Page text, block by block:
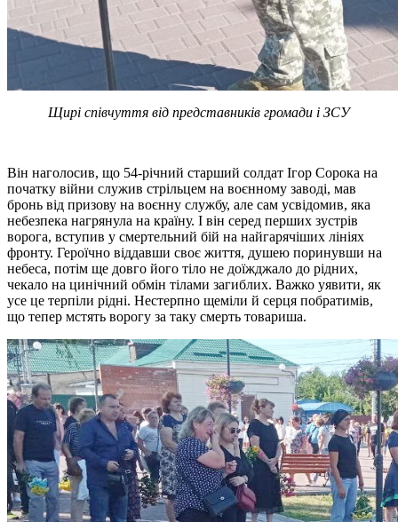
Щирі співчуття від представників громади і ЗСУ
Він наголосив, що 54-річний старший солдат Ігор Сорока на
початку війни служив стрільцем на воєнному заводі, мав
бронь від призову на воєнну службу, але сам усвідомив, яка
небезпека нагрянула на країну. І він серед перших зустрів
ворога, вступив у смертельний бій на найгарячіших лініях
фронту. Героїчно віддавши своє життя, душею поринувши на
небеса, потім ще довго його тіло не доїжджало до рідних,
чекало на цинічний обмін тілами загиблих. Важко уявити, як
усе це терпіли рідні. Нестерпно щеміли й серця побратимів,
що тепер мстять ворогу за таку смерть товариша.